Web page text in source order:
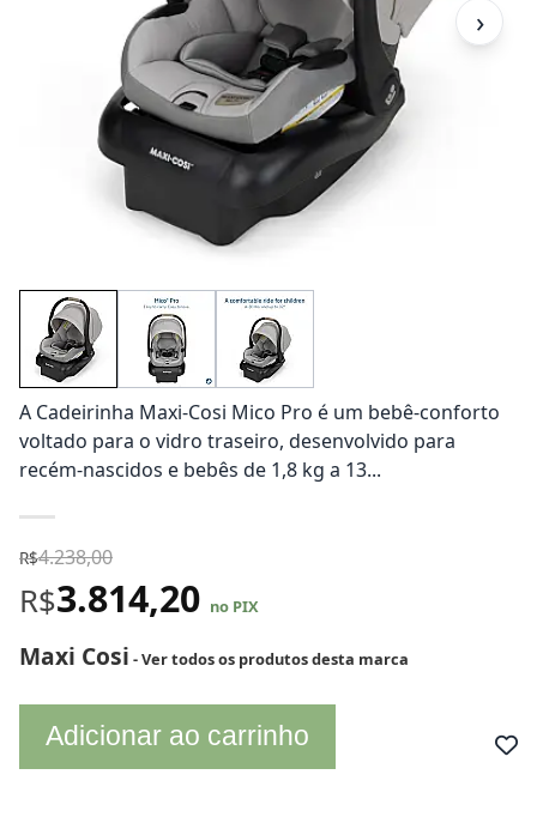
›
A Cadeirinha Maxi-Cosi Mico Pro é um bebê-conforto
voltado para o vidro traseiro, desenvolvido para
recém-nascidos e bebês de 1,8 kg a 13...
R$4.238,00
R$3.814,20 no PIX
Maxi Cosi - Ver todos os produtos desta marca
Adicionar ao carrinho